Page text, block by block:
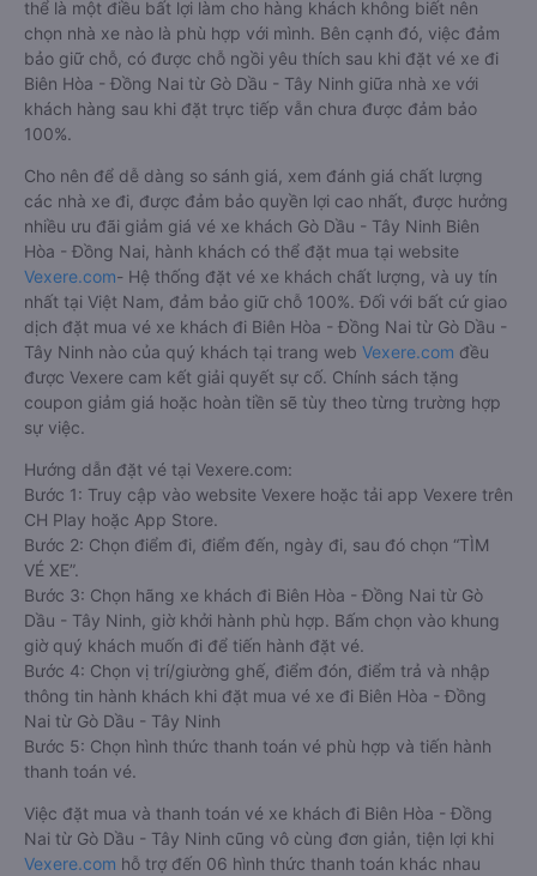
thể là một điều bất lợi làm cho hàng khách không biết nên
chọn nhà xe nào là phù hợp với mình. Bên cạnh đó, việc đảm
bảo giữ chỗ, có được chỗ ngồi yêu thích sau khi đặt vé xe đi
Biên Hòa - Đồng Nai từ Gò Dầu - Tây Ninh giữa nhà xe với
khách hàng sau khi đặt trực tiếp vẫn chưa được đảm bảo
100%.
Cho nên để dễ dàng so sánh giá, xem đánh giá chất lượng
các nhà xe đi, được đảm bảo quyền lợi cao nhất, được hưởng
nhiều ưu đãi giảm giá vé xe khách Gò Dầu - Tây Ninh Biên
Hòa - Đồng Nai, hành khách có thể đặt mua tại website
Vexere.com- Hệ thống đặt vé xe khách chất lượng, và uy tín
nhất tại Việt Nam, đảm bảo giữ chỗ 100%. Đối với bất cứ giao
dịch đặt mua vé xe khách đi Biên Hòa - Đồng Nai từ Gò Dầu -
Tây Ninh nào của quý khách tại trang web Vexere.com đều
được Vexere cam kết giải quyết sự cố. Chính sách tặng
coupon giảm giá hoặc hoàn tiền sẽ tùy theo từng trường hợp
sự việc.
Hướng dẫn đặt vé tại Vexere.com:
Bước 1: Truy cập vào website Vexere hoặc tải app Vexere trên
CH Play hoặc App Store.
Bước 2: Chọn điểm đi, điểm đến, ngày đi, sau đó chọn “TÌM
VÉ XE”.
Bước 3: Chọn hãng xe khách đi Biên Hòa - Đồng Nai từ Gò
Dầu - Tây Ninh, giờ khởi hành phù hợp. Bấm chọn vào khung
giờ quý khách muốn đi để tiến hành đặt vé.
Bước 4: Chọn vị trí/giường ghế, điểm đón, điểm trả và nhập
thông tin hành khách khi đặt mua vé xe đi Biên Hòa - Đồng
Nai từ Gò Dầu - Tây Ninh
Bước 5: Chọn hình thức thanh toán vé phù hợp và tiến hành
thanh toán vé.
Việc đặt mua và thanh toán vé xe khách đi Biên Hòa - Đồng
Nai từ Gò Dầu - Tây Ninh cũng vô cùng đơn giản, tiện lợi khi
Vexere.com hỗ trợ đến 06 hình thức thanh toán khác nhau